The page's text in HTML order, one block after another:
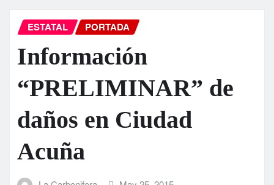
ESTATAL PORTADA
Información
“PRELIMINAR” de
daños en Ciudad
Acuña